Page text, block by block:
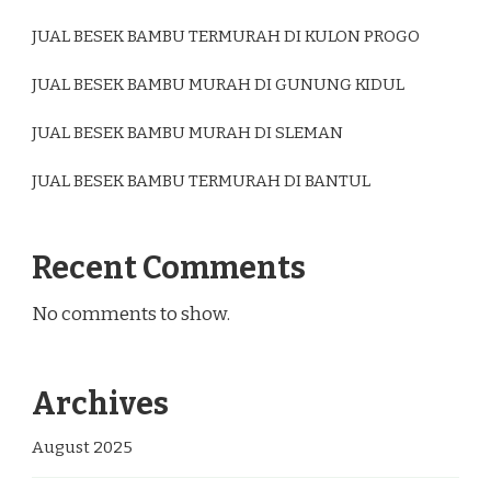
JUAL BESEK BAMBU TERMURAH DI KULON PROGO
JUAL BESEK BAMBU MURAH DI GUNUNG KIDUL
JUAL BESEK BAMBU MURAH DI SLEMAN
JUAL BESEK BAMBU TERMURAH DI BANTUL
Recent Comments
No comments to show.
Archives
August 2025